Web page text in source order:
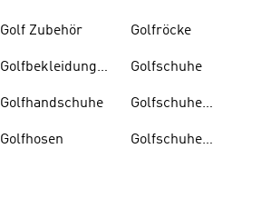
Golf Zubehör
Golfbekleidung
Golfhandschuhe
Golfhosen
Golfröcke
Golfschuhe
Golfschuhe
Golfschuhe